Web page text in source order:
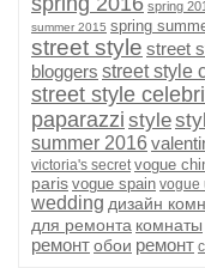
spring
summer 2015 spring
street style street
bloggers street style
street style
paparazzi style
summer 2016
victoria's secret vogue
paris vogue spain vogue
wedding дизайн
для ремонта комнаты
ремонтобои ремонт